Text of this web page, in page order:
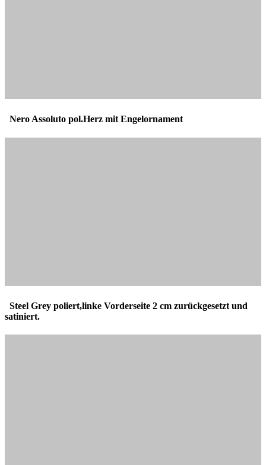
Nero Assoluto pol.Herz mit Engelornament
Steel Grey poliert,linke Vorderseite 2 cm zurückgesetzt und
satiniert.